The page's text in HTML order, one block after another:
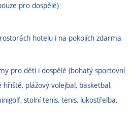
pro dospělé)
hotelu i na pokojích zdarma
pro děti i dospělé (bohatý sportovní
plážový volejbal, basketbal,
stolní tenis, tenis, lukostřelba,